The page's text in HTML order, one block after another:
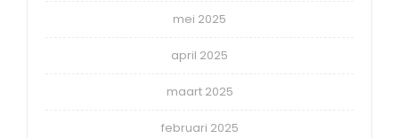
mei 2025
april 2025
maart 2025
februari 2025